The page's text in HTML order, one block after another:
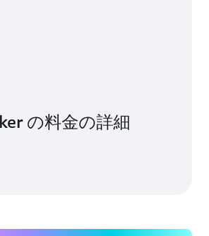
の料金の詳細